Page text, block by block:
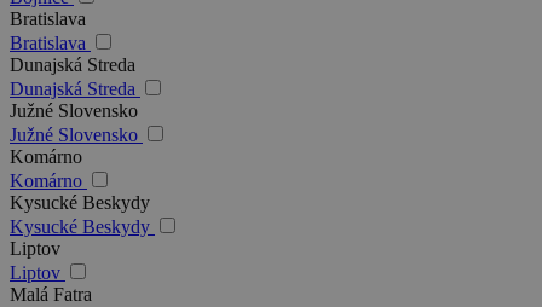
Bratislava
Bratislava
Dunajská Streda
Dunajská Streda
Južné Slovensko
Južné Slovensko
Komárno
Komárno
Kysucké Beskydy
Kysucké Beskydy
Liptov
Liptov
Malá Fatra